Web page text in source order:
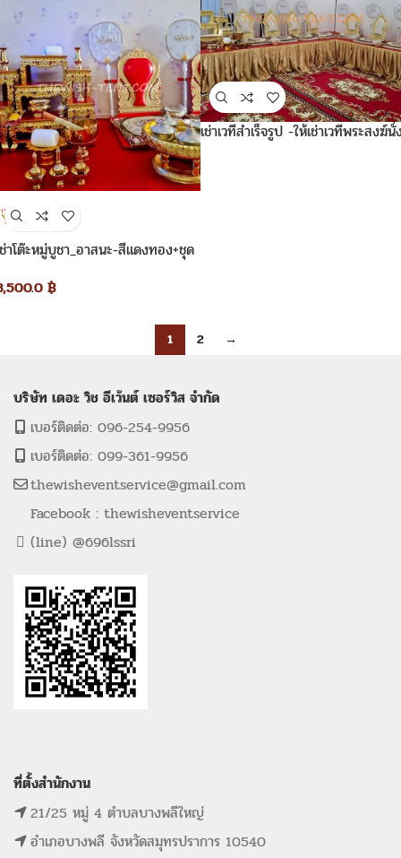
เช่าเวทีสำเร็จรูป -ให้เช่าเวทีพระสงฆ์นั่
าโต๊ะหมู่บูชา_อาสนะ-สีแดงทอง+ชุด
฿
1 2 →
บริษัท เดอะ วิช อีเว้นต์ เซอร์วิส จำกัด
เบอร์ติดต่อ: 096-254-9956
เบอร์ติดต่อ: 099-361-9956
thewisheventservice@gmail.com
Facebook : thewisheventservice
(line) @696lssri
ที่ตั้งสำนักงาน
21/25 หมู่ 4 ตำบลบางพลีใหญ่
อำเภอบางพลี จังหวัดสมุทรปราการ 10540